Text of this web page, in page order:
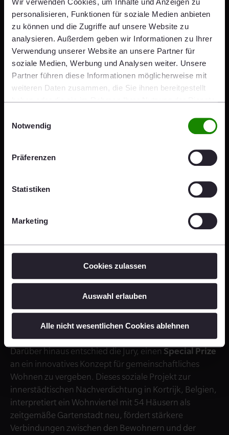
personalisieren, Funktionen für soziale Medien anbieten
zu können und die Zugriffe auf unsere Website zu
analysieren. Außerdem geben wir Informationen zu Ihrer
Verwendung unserer Website an unsere Partner für
soziale Medien, Werbung und Analysen weiter. Unsere
Partner führen diese Informationen möglicherweise mit
weiteren Daten zusammen, die Sie ihnen bereitgestellt
haben oder die sie im Rahmen Ihrer Nutzung der Dienste
Notwendig
Präferenzen
Statistiken
Marketing
Cookies zulassen
Auswahl erlauben
Alle nicht wesentlichen Cookies ablehnen
im „Endless Brick Playground“ erhaltenen
Konstruktionen unzählige Möglichkeiten formaler und
räumlicher Gestaltung.
Belgien
Ein soziales und städtebauliches
Nachverdichtungsprojekt in
© Stijn Bollaert
Darüber hinaus entschied die Jury, einen Special Prize
an ein innovatives Konzept für gemeinschaftliches
Wohnen zu vergeben. Dieses soziale Projekt zur
innerstädtischen Nachverdichtung in Kortrijk, Belgien,
interpretiert ein Wohnviertel mit 54 Häusern als
zeitgemäße Gartenstadt neu, fördert stärkere
Verbindungen zwischen den Bewohnern und der